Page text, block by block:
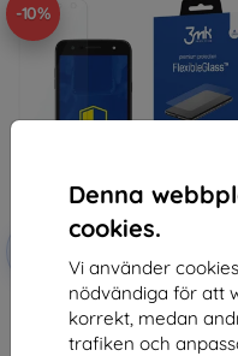
Denna
cookies.
Vi använder
nödvändiga för att
korrekt, medan
trafiken och
-10%
Rabatt
kupong
3MK FlexibleGlass LG X
Hybrid Glass
147 kr